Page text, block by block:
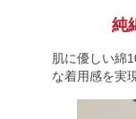
純
肌に優しい綿
な着用感を実